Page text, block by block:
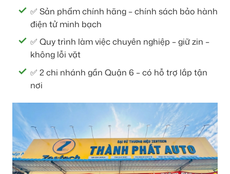
✅ Sản phẩm chính hãng – chính sách bảo hành
điện tử minh bạch
✅ Quy trình làm việc chuyên nghiệp – giữ zin –
không lỗi vặt
✅ 2 chi nhánh gần Quận 6 – có hỗ trợ lắp tận
nơi